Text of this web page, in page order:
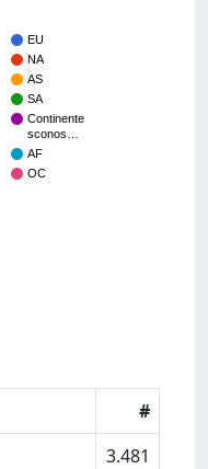
EU
NA
AS
SA
Continente
sconos…
AF
OC
#
3.481